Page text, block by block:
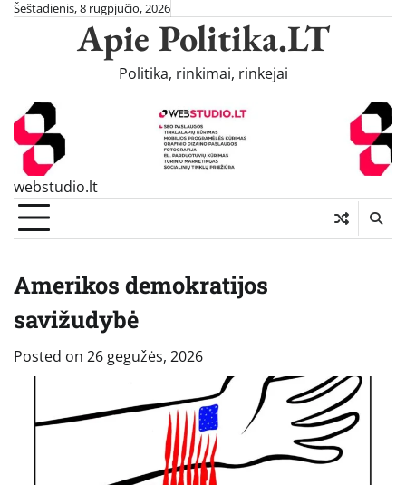
SkipŠeštadienis, 8 rugpjūčio, 2026
Apie Politika.LT
Politika, rinkimai, rinkejai
webstudio.lt
Amerikos demokratijos
savižudybė
Posted on 26 gegužės, 2026